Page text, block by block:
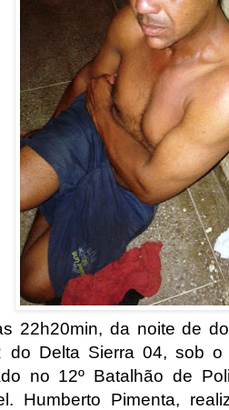
22h20min, da noite de
do Delta Sierra 04, sob o
no 12º Batalhão de
Humberto Pimenta,